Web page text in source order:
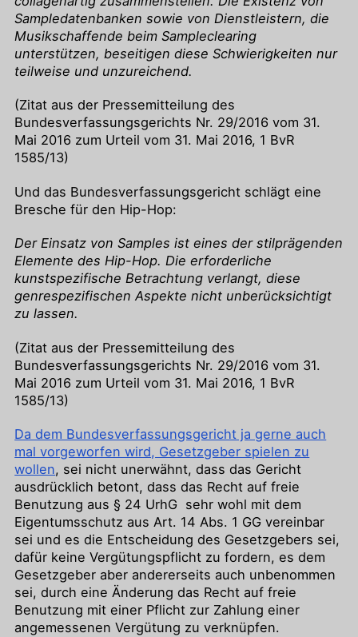
Sampledatenbanken sowie von Dienstleistern, die
Musikschaffende beim Sampleclearing
unterstützen, beseitigen diese Schwierigkeiten nur
teilweise und unzureichend.
(Zitat aus der Pressemitteilung des
Bundesverfassungsgerichts Nr. 29/2016 vom 31.
Mai 2016 zum Urteil vom 31. Mai 2016, 1 BvR
1585/13)
Und das Bundesverfassungsgericht schlägt eine
Bresche für den Hip-Hop:
Der Einsatz von Samples ist eines der stilprägenden
Elemente des Hip-Hop. Die erforderliche
kunstspezifische Betrachtung verlangt, diese
genrespezifischen Aspekte nicht unberücksichtigt
zu lassen.
(Zitat aus der Pressemitteilung des
Bundesverfassungsgerichts Nr. 29/2016 vom 31.
Mai 2016 zum Urteil vom 31. Mai 2016, 1 BvR
1585/13)
Da dem Bundesverfassungsgericht ja gerne auch
mal vorgeworfen wird, Gesetzgeber spielen zu
wollen, sei nicht unerwähnt, dass das Gericht
ausdrücklich betont, dass das Recht auf freie
Benutzung aus § 24 UrhG sehr wohl mit dem
Eigentumsschutz aus Art. 14 Abs. 1 GG vereinbar
sei und es die Entscheidung des Gesetzgebers sei,
dafür keine Vergütungspflicht zu fordern, es dem
Gesetzgeber aber andererseits auch unbenommen
sei, durch eine Änderung das Recht auf freie
Benutzung mit einer Pflicht zur Zahlung einer
angemessenen Vergütung zu verknüpfen.